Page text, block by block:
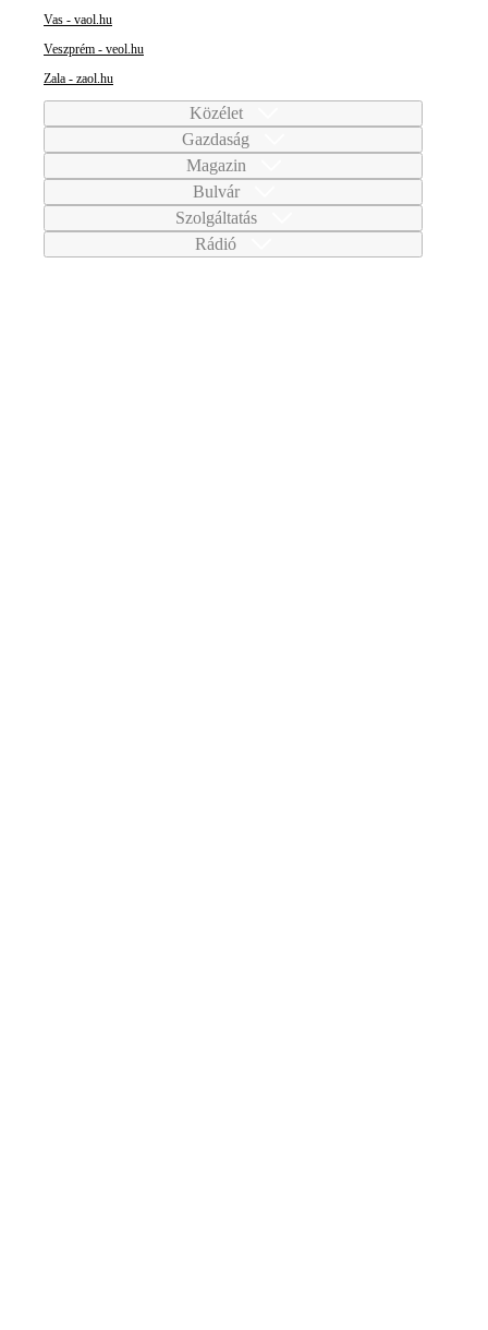
Vas - vaol.hu
Veszprém - veol.hu
Zala - zaol.hu
Közélet
Gazdaság
Magazin
Bulvár
Szolgáltatás
Rádió